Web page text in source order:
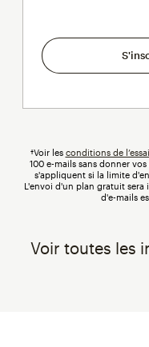
†Voir les conditions de
100 e-mails sans donner
s'appliquent si la limite
L'envoi d'un plan gratuit
d'e-mails
Voir toutes les